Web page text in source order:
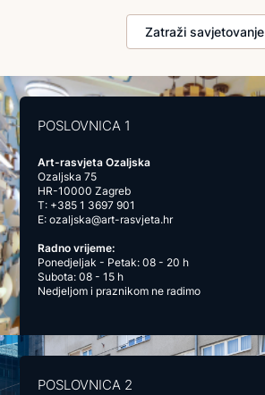
Zatraži savjetovanje
POSLOVNICA 1
Art-rasvjeta Ozaljska
Ozaljska 75
HR-10000 Zagreb
T: +385 1 3697 901
E:ozaljska@art-rasvjeta.hr
Radno vrijeme:
Ponedjeljak - Petak: 08 - 20 h
Subota: 08 - 15 h
Nedjeljom i praznikom ne radimo
POSLOVNICA 2